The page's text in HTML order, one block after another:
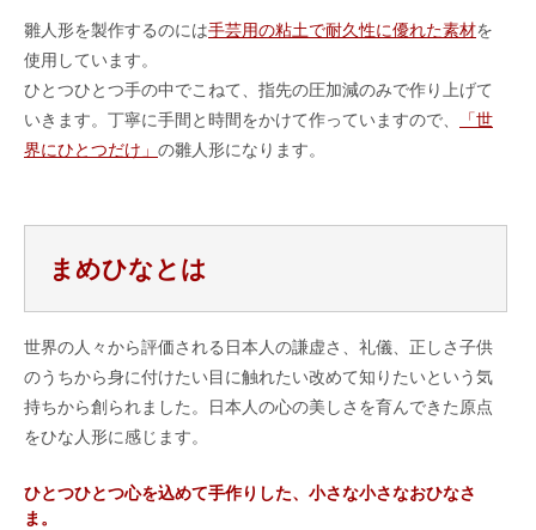
雛人形を製作するのには手芸用の粘土で耐久性に優れた素材を
使用しています。
ひとつひとつ手の中でこねて、指先の圧加減のみで作り上げて
いきます。丁寧に手間と時間をかけて作っていますので、
「世
界にひとつだけ」 の雛人形になります。
まめひなとは
世界の人々から評価される日本人の謙虚さ、礼儀、正しさ子供
のうちから身に付けたい目に触れたい改めて知りたいという気
持ちから創られました。日本人の心の美しさを育んできた原点
をひな人形に感じます。
ひとつひとつ心を込めて手作りした、小さな小さなおひなさ
ま。